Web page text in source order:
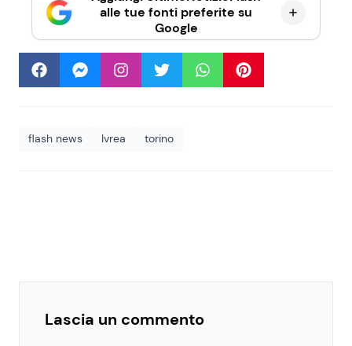
alle tue fonti preferite su
Google
flash news Ivrea torino
Lascia un commento